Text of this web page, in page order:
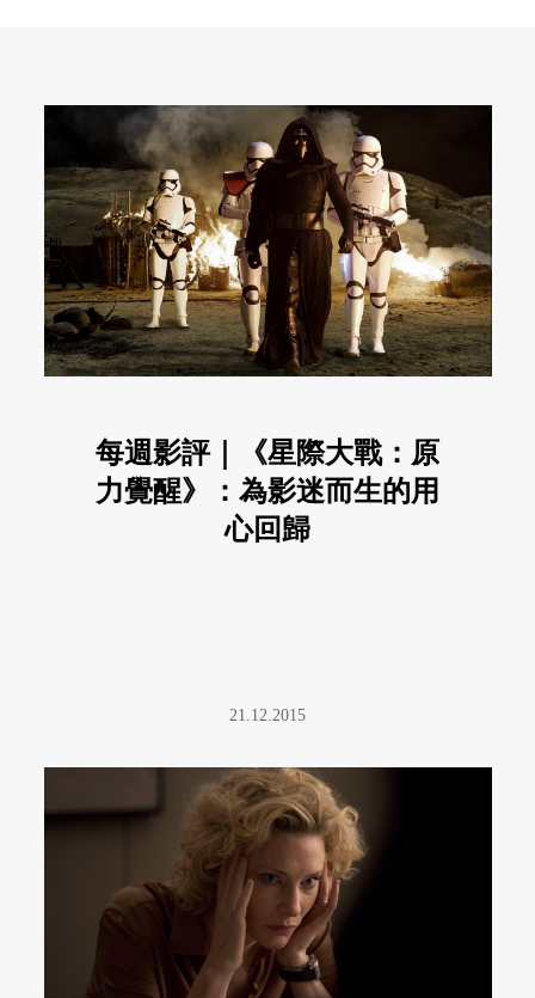
每週影評｜《星際大戰：原
力覺醒》：為影迷而生的用
心回歸
21.12.2015